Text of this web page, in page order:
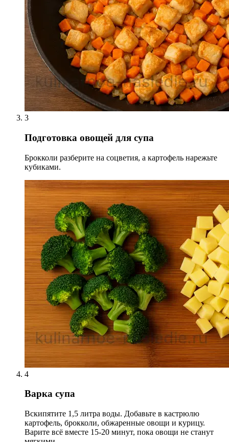
3
Подготовка овощей для супа
Брокколи разберите на соцветия, а картофель нарежьте
кубиками.
4
Варка супа
Вскипятите 1,5 литра воды. Добавьте в кастрюлю
картофель, брокколи, обжаренные овощи и курицу.
Варите всё вместе 15-20 минут, пока овощи не станут